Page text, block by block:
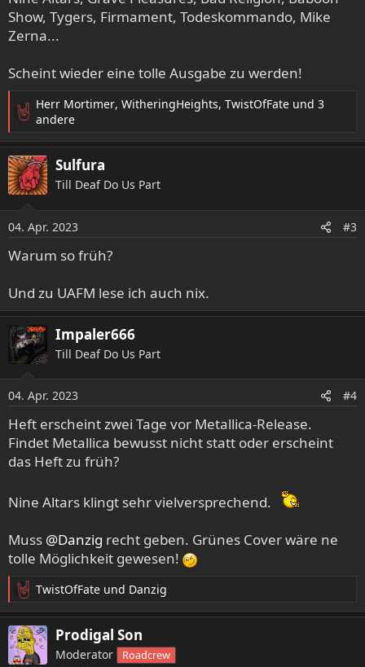
Show, Tygers, Firmament, Todeskommando, Mike
Zerna...
Scheint wieder eine tolle Ausgabe zu werden!
R
a
k
t
i
o
n
e
n
Herr Mortimer, WitheringHeights, TwistOfFate und 3
andere
Sulfura
Till Deaf Do Us Part
04. Apr. 2023 #3
Warum so früh?
Und zu UAFM lese ich auch nix.
Impaler666
Till Deaf Do Us Part
04. Apr. 2023 #4
Heft erscheint zwei Tage vor Metallica-Release.
Findet Metallica bewusst nicht statt oder erscheint
das Heft zu früh?
Nine Altars klingt sehr vielversprechend.
Muss @Danzig recht geben. Grünes Cover wäre ne
tolle Möglichkeit gewesen!
R
e
a
k
t
TwistOfFate und Danzig
Prodigal Son
Moderator Roadcrew